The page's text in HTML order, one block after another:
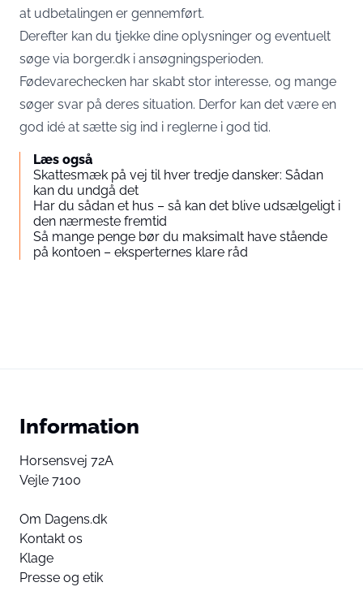
at udbetalingen er gennemført.
Derefter kan du tjekke dine oplysninger og eventuelt
søge via borger.dk i ansøgningsperioden.
Fødevarechecken har skabt stor interesse, og mange
søger svar på deres situation. Derfor kan det være en
god idé at sætte sig ind i reglerne i god tid.
Læs også
Skattesmæk på vej til hver tredje dansker: Sådan
kan du undgå det
Har du sådan et hus – så kan det blive udsælgeligt i
den nærmeste fremtid
Så mange penge bør du maksimalt have stående
på kontoen – eksperternes klare råd
Information
Horsensvej 72A
Vejle 7100
Om Dagens.dk
Kontakt os
Klage
Presse og etik